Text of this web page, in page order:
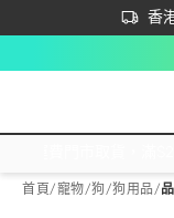
香
立
首次APP
首頁/寵物/狗/狗用品/